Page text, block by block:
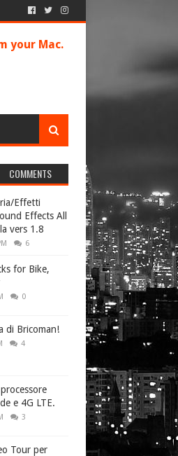
your Mac.
COMMENTS
Effetti
Effects All
vers 1.8
6
for Bike,
0
di Bricoman!
4
e 4G LTE.
3
Tour per